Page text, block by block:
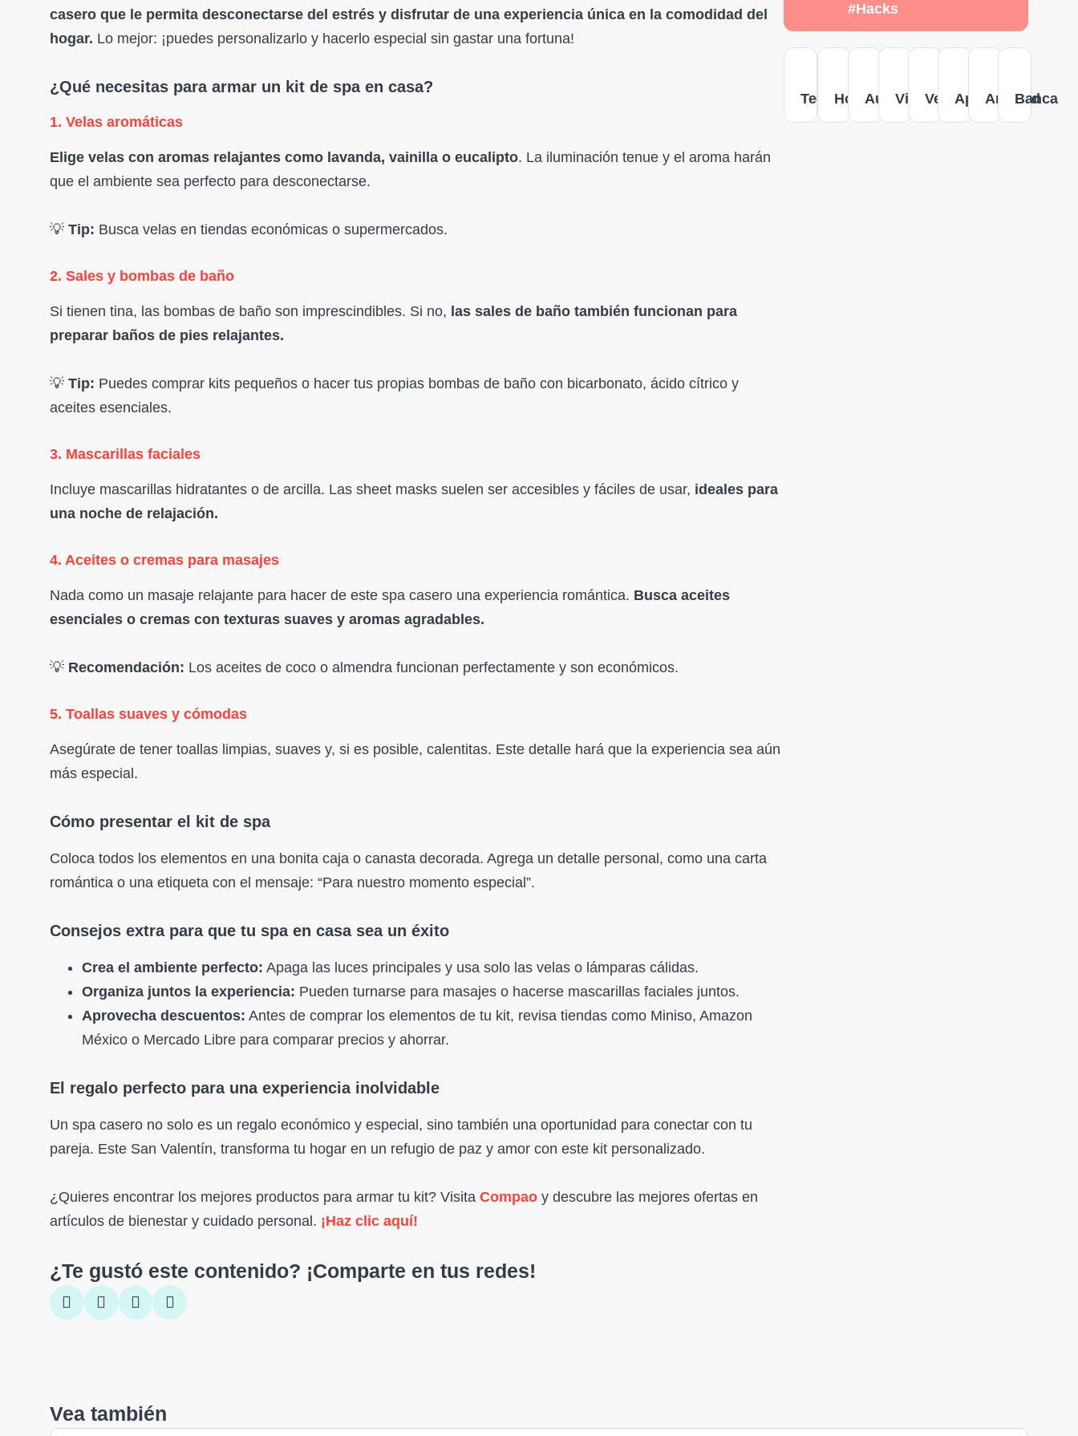
casero que le permita desconectarse del estrés y disfrutar de una experiencia única en la comodidad del
hogar. Lo mejor: ¡puedes personalizarlo y hacerlo especial sin gastar una fortuna!
¿Qué necesitas para armar un kit de spa en casa?
1. Velas aromáticas
Elige velas con aromas relajantes como lavanda, vainilla o eucalipto. La iluminación tenue y el aroma harán
que el ambiente sea perfecto para desconectarse.
💡 Tip: Busca velas en tiendas económicas o supermercados.
2. Sales y bombas de baño
Si tienen tina, las bombas de baño son imprescindibles. Si no, las sales de baño también funcionan para
preparar baños de pies relajantes.
💡 Tip: Puedes comprar kits pequeños o hacer tus propias bombas de baño con bicarbonato, ácido cítrico y
aceites esenciales.
3. Mascarillas faciales
Incluye mascarillas hidratantes o de arcilla. Las sheet masks suelen ser accesibles y fáciles de usar, ideales para
una noche de relajación.
4. Aceites o cremas para masajes
Nada como un masaje relajante para hacer de este spa casero una experiencia romántica. Busca aceites
esenciales o cremas con texturas suaves y aromas agradables.
💡 Recomendación: Los aceites de coco o almendra funcionan perfectamente y son económicos.
5. Toallas suaves y cómodas
Asegúrate de tener toallas limpias, suaves y, si es posible, calentitas. Este detalle hará que la experiencia sea aún
más especial.
Cómo presentar el kit de spa
Coloca todos los elementos en una bonita caja o canasta decorada. Agrega un detalle personal, como una carta
romántica o una etiqueta con el mensaje: “Para nuestro momento especial”.
Consejos extra para que tu spa en casa sea un éxito
Crea el ambiente perfecto: Apaga las luces principales y usa solo las velas o lámparas cálidas.
Organiza juntos la experiencia: Pueden turnarse para masajes o hacerse mascarillas faciales juntos.
Aprovecha descuentos: Antes de comprar los elementos de tu kit, revisa tiendas como Miniso, Amazon
México o Mercado Libre para comparar precios y ahorrar.
El regalo perfecto para una experiencia inolvidable
Un spa casero no solo es un regalo económico y especial, sino también una oportunidad para conectar con tu
pareja. Este San Valentín, transforma tu hogar en un refugio de paz y amor con este kit personalizado.
¿Quieres encontrar los mejores productos para armar tu kit? Visita Compao y descubre las mejores ofertas en
artículos de bienestar y cuidado personal. ¡Haz clic aquí!
¿Te gustó este contenido? ¡Comparte en tus redes!
#Hacks
Tecnología
HogarAutosViajesVersusAppleAndroid
Banca
Vea también